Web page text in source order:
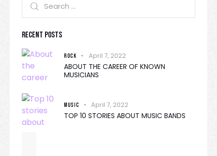
RECENT POSTS
ROCK April 7, 2022
ABOUT THE CAREER OF KNOWN
MUSICIANS
MUSIC April 7, 2022
TOP 10 STORIES ABOUT MUSIC BANDS